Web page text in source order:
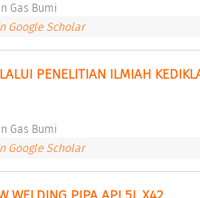
Gas Bumi
Google Scholar
PENELITIAN ILMIAH
Gas Bumi
Google Scholar